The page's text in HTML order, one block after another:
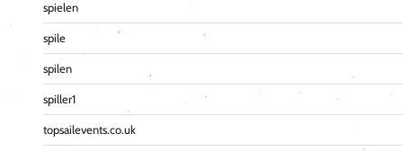
spielen
spile
spilen
spiller1
topsailevents.co.uk